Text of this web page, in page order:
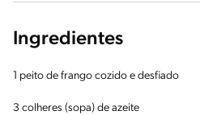
Ingredientes
1 peito de frango cozido e desfiado
3 colheres (sopa) de azeite